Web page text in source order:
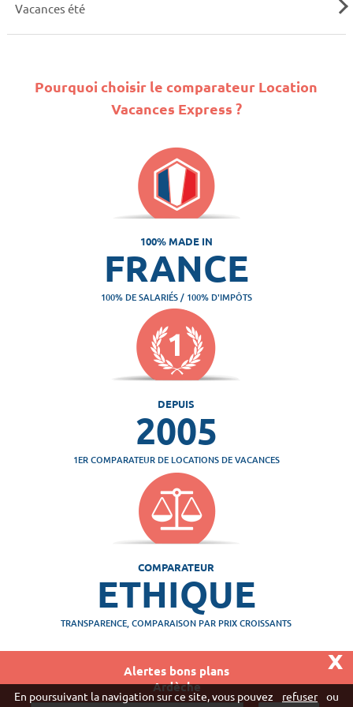
Alertes bons plans
Ardèche
x
Vacances été
Pourquoi choisir le comparateur Location
Vacances Express ?
100% MADE IN
FRANCE
100% DE SALARIÉS / 100% D'IMPÔTS
DEPUIS
2005
1ER COMPARATEUR DE LOCATIONS DE VACANCES
COMPARATEUR
ETHIQUE
TRANSPARENCE, COMPARAISON PAR PRIX CROISSANTS
Vivaweb SARL - RCS Créteil n°790 591 572
En poursuivant la navigation sur ce site, vous pouvez refuser
ou